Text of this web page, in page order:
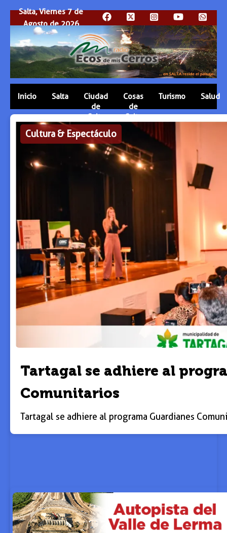
Salta, Viernes 7 de
Agosto de 2026
Inicio Salta
Ciudad
de
Salta
Cosas
de
Salta
Turismo Salud
Cultura & Espectáculo
Tartagal se adhiere al
Comunitarios
Tartagal se adhiere al programa Guardianes